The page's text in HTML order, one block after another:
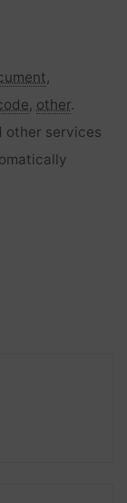
,
, other.
other services